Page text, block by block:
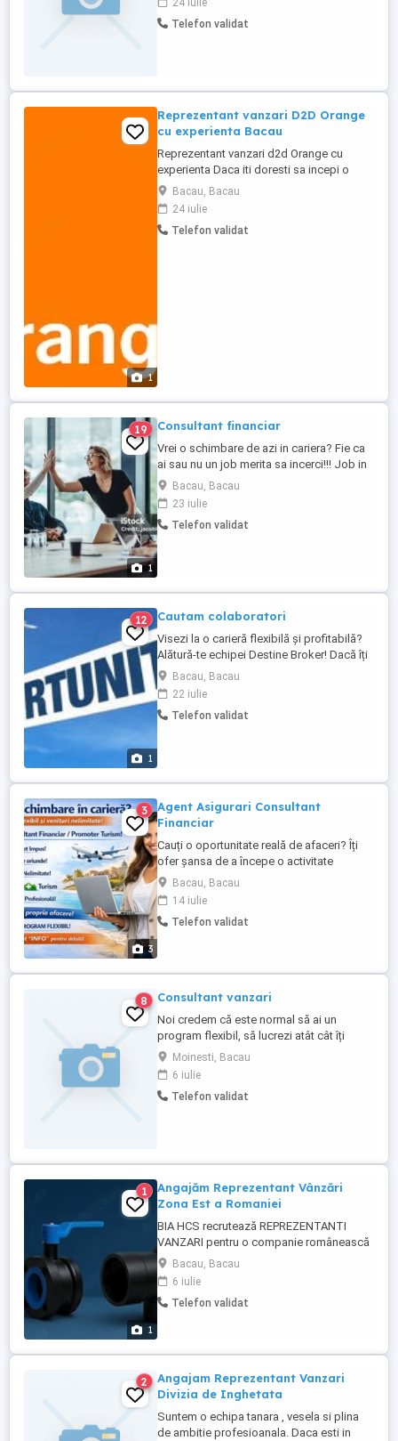
program de dezvoltare profesională
concepute pt îmbunătățirea abilitaților *
24 iulie
Telefon validat
1
Reprezentant vanzari D2D Orange
cu experienta Bacau
Reprezentant vanzari d2d Orange cu
experienta Daca iti doresti sa incepi o
cariera in domeniul vanzarilor de tip
door2door, sau daca ai deja experienta in
acest domeniu insa angajatorii initiali nu
te-au multumit desi ai fost corect cu ei si
Bacau, Bacau
24 iulie
Telefon validat
1
19 Consultant financiar
Vrei o schimbare de azi in cariera? Fie ca
ai sau nu un job merita sa incerci!!! Job in
domeniul serviciilor financiare care iti
ofera posibilitatea de a creste
profesional, motivant financiar si cu un
program flexibil. Conditii minime: diploma
Bacau, Bacau
23 iulie
Telefon validat
1
12 Cautam colaboratori
Visezi la o carieră flexibilă și profitabilă?
Alătură-te echipei Destine Broker! Dacă îți
dorești să construiești o carieră de
succes, Destine Broker te așteaptă să
colaborezi alături de o echipă dinamică și
susținătoare, indiferent din ce partea a
Bacau, Bacau
22 iulie
Telefon validat
3
3
Agent Asigurari Consultant
Financiar
Cauți o oportunitate reală de afaceri? Îți
ofer șansa de a începe o activitate
independentă, într-un domeniu stabil și
profitabil, unde veniturile pot fi nelimitate!
Devino consultant financiar poți emite
polițe de asigurare pentru tine, prieteni și
Bacau, Bacau
14 iulie
Telefon validat
8 Consultant vanzari
Noi credem că este normal să ai un
program flexibil, să lucrezi atât cât îți
place, de unde îți place și să progresezi în
ritmul tău! Îți oferim: suport pentru
autorizarea ca agent de asigurare; venituri
progresive în funcție de implicare;
Moinesti, Bacau
6 iulie
Telefon validat
1
1
Angajăm Reprezentant Vânzări
Zona Est a Romaniei
BIA HCS recrutează REPREZENTANTI
VANZARI pentru o companie românească
producătoare de țevi din polietilenă pentru
apă, gaz și canalizare. Locatie: zona de
Est a Romaniei Cerințe: Experiență în
vânzări (minim 2-3 ani) Permis categoria B
Bacau, Bacau
6 iulie
Telefon validat
2
Angajam Reprezentant Vanzari
Divizia de Inghetata
Suntem o echipa tanara , vesela si plina
de ambitie profesioanala. Daca esti in